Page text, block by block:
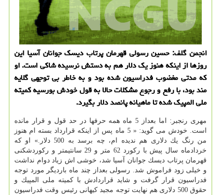
انجمن گلف: حسین رسولی قهرمان پرتاب دیسك جوانان آسیا این
روزها از اینكه هنوز یك دلار هم به دستش نرسیده شاكی است. او
كه مدتی مغضوب فدراسیون شده بود و به خاطر بی توجهی گلایه
مند بود، با رفع و رجوع مشكلات حالا به قول خودش بورسیه كمیته
ملی المپیك شده تا ماهیانه پانصد دلار بگیرد.
مهری رنجبر: اما بعداز 5 ماه همه حرفها در حد قول و قرار مانده
است. خودش می گوید: « 5 ماه پس از اینكه قرارداد بسته ام هنوز
من رنگ یك دلاری هم ندیده ام، چه برسد به 500 دلار.» او كه
خردادماه سال پیش با ركورد 62 متر و 29 سانتیمتر و ركوردشكنی
قهرمان پرتاب دیسك جوانان آسیا شد، خوشی اش زیاد دوام نداشت
و خیلی زود فراموش شد. رسولی بعداز چند ماه باردیگر مورد توجه
فدراسیون قرار گرفت و شاید قراردادش با كمیته ملی المپیك و
حقوق 500 دلاری هم نهایت توجه مجید كیهانی رئیس وقت فدراسیون